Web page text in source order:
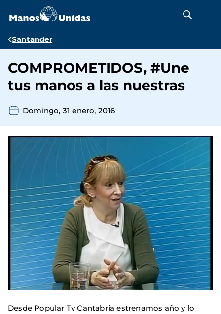
contenido
Ruta
navegación
Santander
COMPROMETIDOS, #Une
tus manos a las nuestras
Domingo, 31 enero, 2016
Desde Popular Tv Cantabria estrenamos año y lo